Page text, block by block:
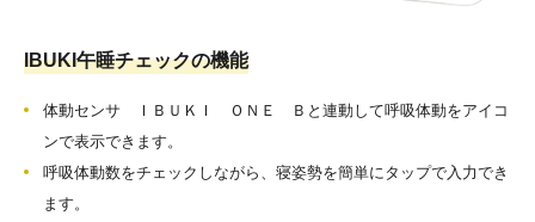
IBUKI午睡チェックの機能
体動センサ ＩＢＵＫＩ ＯＮＥ Ｂと連動して呼吸体動をアイコ
ンで表示できます。
呼吸体動数をチェックしながら、寝姿勢を簡単にタップで入力でき
ます。